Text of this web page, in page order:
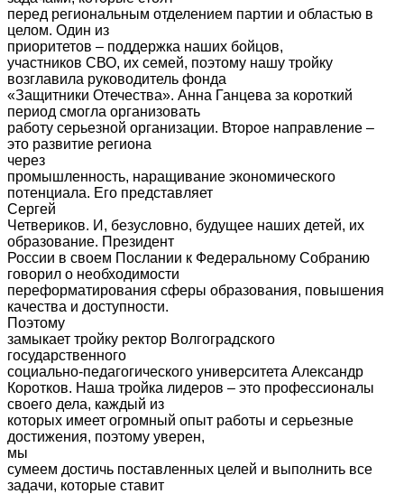
перед региональным отделением партии и областью в
целом. Один из
приоритетов – поддержка наших бойцов,
участников СВО, их семей, поэтому нашу тройку
возглавила руководитель фонда
«Защитники Отечества». Анна Ганцева за короткий
период смогла организовать
работу серьезной организации. Второе направление –
это развитие региона
через
промышленность, наращивание экономического
потенциала. Его представляет
Сергей
Четвериков. И, безусловно, будущее наших детей, их
образование. Президент
России в своем Послании к Федеральному Собранию
говорил о необходимости
переформатирования сферы образования, повышения
качества и доступности.
Поэтому
замыкает тройку ректор Волгоградского
государственного
социально-педагогического университета Александр
Коротков. Наша тройка лидеров – это профессионалы
своего дела, каждый из
которых имеет огромный опыт работы и серьезные
достижения, поэтому уверен,
мы
сумеем достичь поставленных целей и выполнить все
задачи, которые ставит